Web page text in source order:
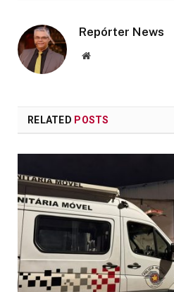
Repórter News
Website
RELATED POSTS